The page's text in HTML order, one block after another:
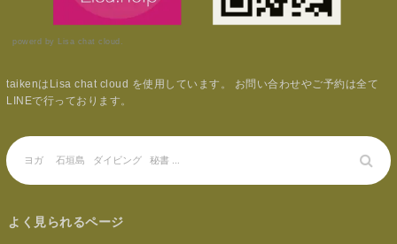
powerd by Lisa chat cloud.
taikenはLisa chat cloud を使用しています。 お問い合わせやご予約は全て
LINEで行っております。
よく見られるページ